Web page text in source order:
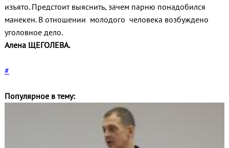
изъято. Предстоит выяснить, зачем парню понадобился
манекен. В отношении молодого человека возбуждено
уголовное дело.
Алена ЩЕГОЛЕВА.
#
Популярное в тему: